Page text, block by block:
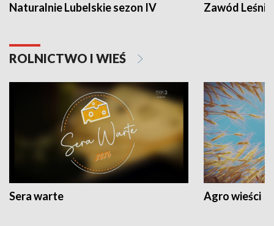
Naturalnie Lubelskie sezon IV Zawód Leśnik
ROLNICTWO I WIEŚ
Sera warte Agro wieści